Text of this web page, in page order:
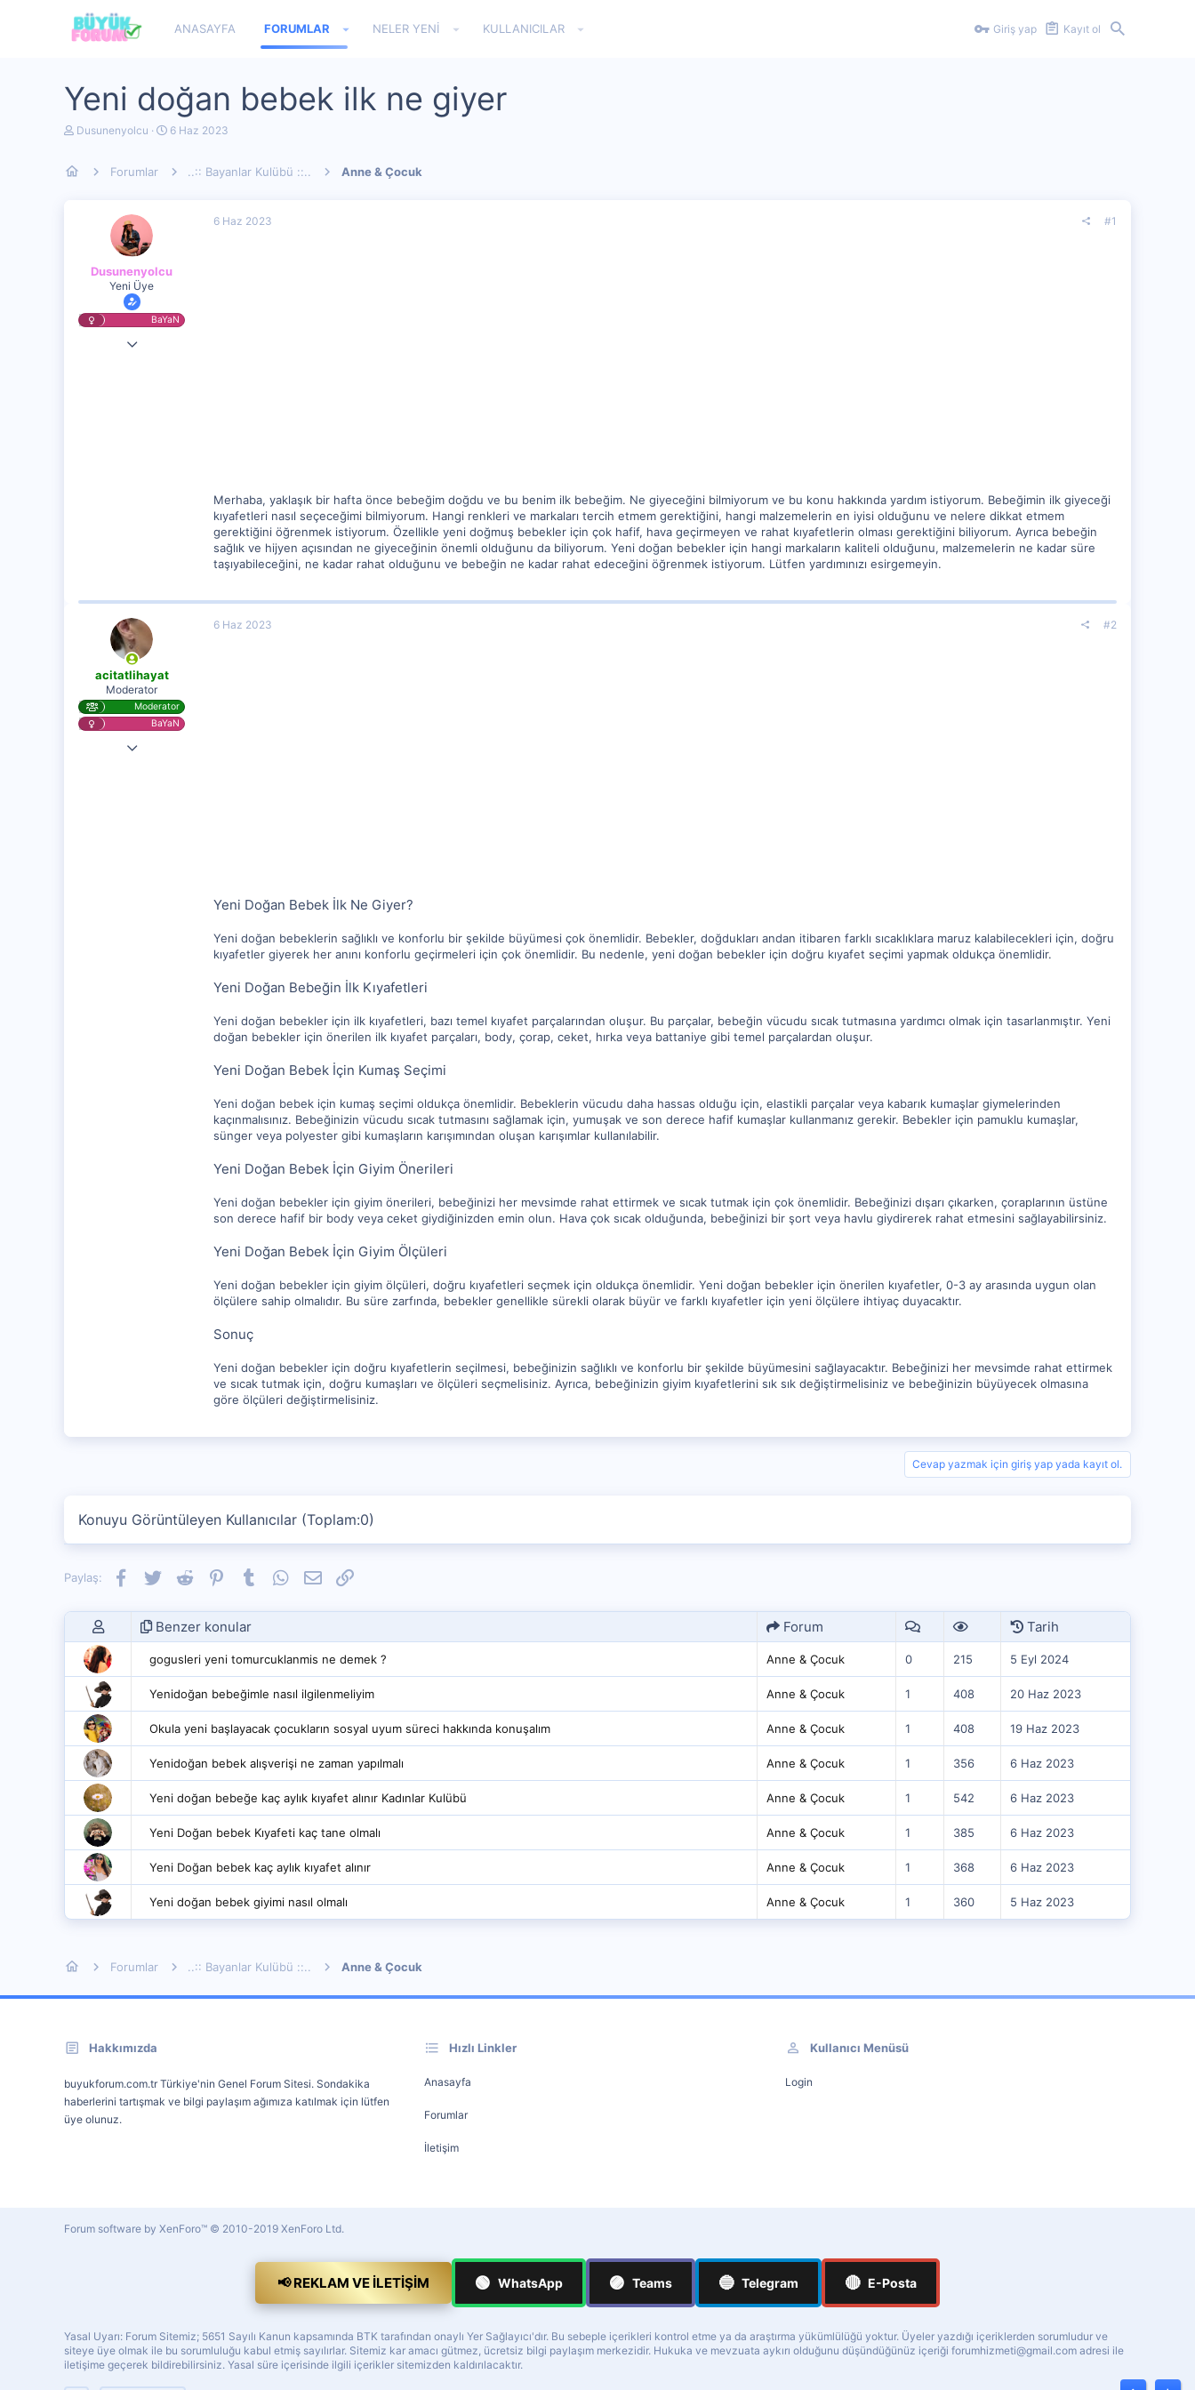
ANASAYFA FORUMLAR NELER YENI KULLANICILAR Giriş yap Kayıt ol
Yeni doğan bebek ilk ne giyer
K
u
n
Dusunenyolcu
B
a
h
i
6 Haz 2023
Forumlar ..:: Bayanlar Kulübü ::.. Anne & Çocuk
Dusunenyolcu
Yeni Üye
BaYaN
2 Nis 2023
6 Haz 2023 #1
Merhaba, yaklaşık bir hafta önce bebeğim doğdu ve bu benim ilk bebeğim. Ne giyeceğini bilmiyorum ve bu konu hakkında yardım istiyorum. Bebeğimin ilk giyeceği
kıyafetleri nasıl seçeceğimi bilmiyorum. Hangi renkleri ve markaları tercih etmem gerektiğini, hangi malzemelerin en iyisi olduğunu ve nelere dikkat etmem
gerektiğini öğrenmek istiyorum. Özellikle yeni doğmuş bebekler için çok hafif, hava geçirmeyen ve rahat kıyafetlerin olması gerektiğini biliyorum. Ayrıca bebeğin
sağlık ve hijyen açısından ne giyeceğinin önemli olduğunu da biliyorum. Yeni doğan bebekler için hangi markaların kaliteli olduğunu, malzemelerin ne kadar süre
taşıyabileceğini, ne kadar rahat olduğunu ve bebeğin ne kadar rahat edeceğini öğrenmek istiyorum. Lütfen yardımınızı esirgemeyin.
acitatlihayat
Moderator
Moderator
BaYaN
28 Kas 2020
6 Haz 2023 #2
Yeni Doğan Bebek İlk Ne Giyer?
Yeni doğan bebeklerin sağlıklı ve konforlu bir şekilde büyümesi çok önemlidir. Bebekler, doğdukları andan itibaren farklı sıcaklıklara maruz kalabilecekleri için, doğru
kıyafetler giyerek her anını konforlu geçirmeleri için çok önemlidir. Bu nedenle, yeni doğan bebekler için doğru kıyafet seçimi yapmak oldukça önemlidir.
Yeni Doğan Bebeğin İlk Kıyafetleri
Yeni doğan bebekler için ilk kıyafetleri, bazı temel kıyafet parçalarından oluşur. Bu parçalar, bebeğin vücudu sıcak tutmasına yardımcı olmak için tasarlanmıştır. Yeni
doğan bebekler için önerilen ilk kıyafet parçaları, body, çorap, ceket, hırka veya battaniye gibi temel parçalardan oluşur.
Yeni Doğan Bebek İçin Kumaş Seçimi
Yeni doğan bebek için kumaş seçimi oldukça önemlidir. Bebeklerin vücudu daha hassas olduğu için, elastikli parçalar veya kabarık kumaşlar giymelerinden
kaçınmalısınız. Bebeğinizin vücudu sıcak tutmasını sağlamak için, yumuşak ve son derece hafif kumaşlar kullanmanız gerekir. Bebekler için pamuklu kumaşlar,
sünger veya polyester gibi kumaşların karışımından oluşan karışımlar kullanılabilir.
Yeni Doğan Bebek İçin Giyim Önerileri
Yeni doğan bebekler için giyim önerileri, bebeğinizi her mevsimde rahat ettirmek ve sıcak tutmak için çok önemlidir. Bebeğinizi dışarı çıkarken, çoraplarının üstüne
son derece hafif bir body veya ceket giydiğinizden emin olun. Hava çok sıcak olduğunda, bebeğinizi bir şort veya havlu giydirerek rahat etmesini sağlayabilirsiniz.
Yeni Doğan Bebek İçin Giyim Ölçüleri
Yeni doğan bebekler için giyim ölçüleri, doğru kıyafetleri seçmek için oldukça önemlidir. Yeni doğan bebekler için önerilen kıyafetler, 0-3 ay arasında uygun olan
ölçülere sahip olmalıdır. Bu süre zarfında, bebekler genellikle sürekli olarak büyür ve farklı kıyafetler için yeni ölçülere ihtiyaç duyacaktır.
Sonuç
Yeni doğan bebekler için doğru kıyafetlerin seçilmesi, bebeğinizin sağlıklı ve konforlu bir şekilde büyümesini sağlayacaktır. Bebeğinizi her mevsimde rahat ettirmek
ve sıcak tutmak için, doğru kumaşları ve ölçüleri seçmelisiniz. Ayrıca, bebeğinizin giyim kıyafetlerini sık sık değiştirmelisiniz ve bebeğinizin büyüyecek olmasına
göre ölçüleri değiştirmelisiniz.
Cevap yazmak için giriş yap yada kayıt ol.
Konuyu Görüntüleyen Kullanıcılar (Toplam:0)
Paylaş: Facebook
TwitterReddit PinterestTumblrWhatsApp
E-postaLink
Benzer konular Forum Tarih
gogusleri yeni tomurcuklanmis ne demek ? Anne & Çocuk 0 215 5 Eyl 2024
Yenidoğan bebeğimle nasıl ilgilenmeliyim Anne & Çocuk 1 408 20 Haz 2023
Okula yeni başlayacak çocukların sosyal uyum süreci hakkında konuşalım Anne & Çocuk 1 408 19 Haz 2023
Yenidoğan bebek alışverişi ne zaman yapılmalı Anne & Çocuk 1 356 6 Haz 2023
Yeni doğan bebeğe kaç aylık kıyafet alınır Kadınlar Kulübü Anne & Çocuk 1 542 6 Haz 2023
Yeni Doğan bebek Kıyafeti kaç tane olmalı Anne & Çocuk 1 385 6 Haz 2023
Yeni Doğan bebek kaç aylık kıyafet alınır Anne & Çocuk 1 368 6 Haz 2023
Yeni doğan bebek giyimi nasıl olmalı Anne & Çocuk 1 360 5 Haz 2023
Forumlar ..:: Bayanlar Kulübü ::.. Anne & Çocuk
Hakkımızda
buyukforum.com.tr Türkiye'nin Genel Forum Sitesi. Sondakika
haberlerini tartışmak ve bilgi paylaşım ağımıza katılmak için lütfen
üye olunuz.
Hızlı Linkler
Anasayfa
Forumlar
İletişim
Kullanıcı Menüsü
Login
Forum software by XenForo™ © 2010-2019 XenForo Ltd.
📢 REKLAM VE İLETIŞIM 🟢 WhatsApp 🟣 Teams 🔵 Telegram 🔴 E-Posta
Yasal Uyarı: Forum Sitemiz; 5651 Sayılı Kanun kapsamında BTK tarafından onaylı Yer Sağlayıcı'dır. Bu sebeple içerikleri kontrol etme ya da araştırma yükümlülüğü yoktur. Üyeler yazdığı içeriklerden sorumludur ve
siteye üye olmak ile bu sorumluluğu kabul etmiş sayılırlar. Sitemiz kar amacı gütmez, ücretsiz bilgi paylaşım merkezidir. Hukuka ve mevzuata aykırı olduğunu düşündüğünüz içeriği forumhizmeti@gmail.com adresi ile
iletişime geçerek bildirebilirsiniz. Yasal süre içerisinde ilgili içerikler sitemizden kaldırılacaktır.